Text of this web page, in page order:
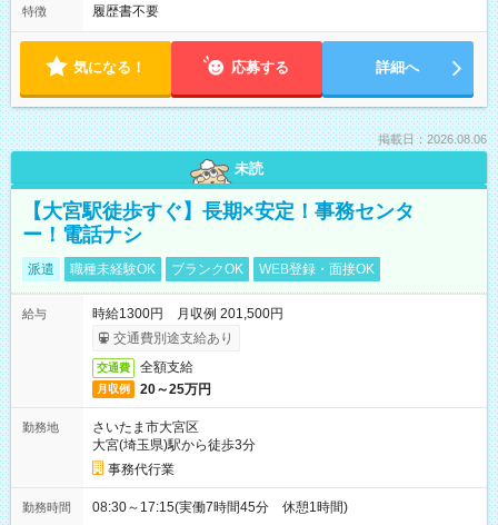
特徴 履歴書不要
気になる！ 応募する 詳細へ
掲載日：2026.08.06
未読
【大宮駅徒歩すぐ】長期×安定！事務センタ
ー！電話ナシ
派遣 職種未経験OK ブランクOK WEB登録・面接OK
給与
時給1300円 月収例 201,500円
交通費別途支給あり
交通費 全額支給
月収例 20～25万円
勤務地
さいたま市大宮区
大宮(埼玉県)駅から徒歩3分
事務代行業
勤務時間 08:30～17:15(実働7時間45分 休憩1時間)